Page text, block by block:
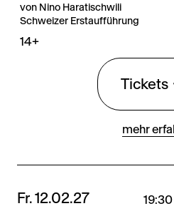
von Nino Haratischwili
Schweizer Erstaufführung
14+
Tickets
mehr
Fr. 12.02.27